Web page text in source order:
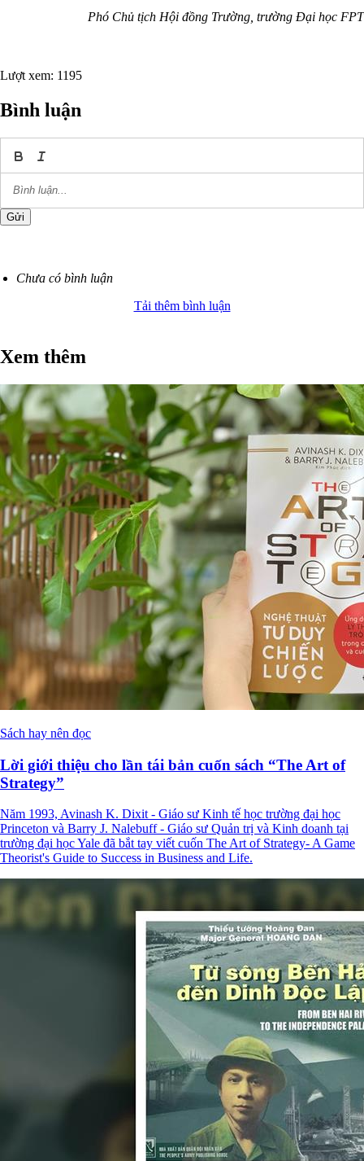
thần hay ác quỷ?
Phó Chủ tịch Hội đồng Trường, trường Đại học FPT
Lượt xem: 1195
Bình luận
Chưa có bình luận
Tải thêm bình luận
Xem thêm
Sách hay nên đọc
Lời giới thiệu cho lần tái bản cuốn sách “The Art of
Năm 1993, Avinash K. Dixit - Giáo sư Kinh tế học trường đại học
trường đại học Yale đã bắt tay viết cuốn The Art of Strategy- A
Game Theorist's Guide to Success in Business and Life.